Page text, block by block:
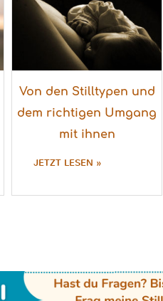
Von den Stilltypen und
dem richtigen Umgang
mit ihnen
JETZT LESEN »